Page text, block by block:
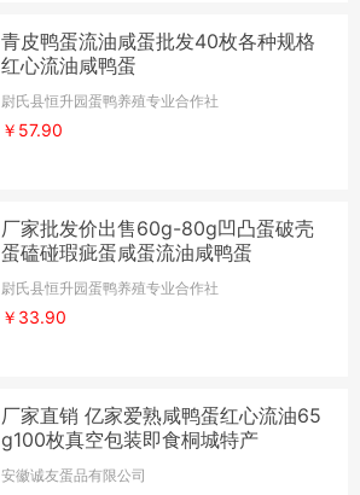
青皮鸭蛋流油咸蛋批发40枚各种规格
红心流油咸鸭蛋
尉氏县恒升园蛋鸭养殖专业合作社
￥57.90
厂家批发价出售60g-80g凹凸蛋破壳
蛋磕碰瑕疵蛋咸蛋流油咸鸭蛋
尉氏县恒升园蛋鸭养殖专业合作社
￥33.90
厂家直销 亿家爱熟咸鸭蛋红心流油65
g100枚真空包装即食桐城特产
安徽诚友蛋品有限公司